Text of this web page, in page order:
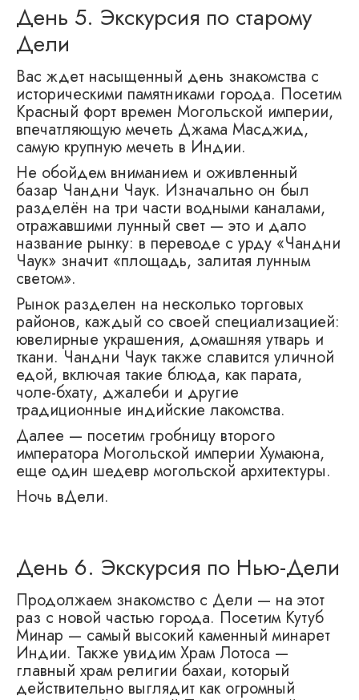
День 5. Экскурсия по старому
Дели
Вас ждет насыщенный день знакомства с
историческими памятниками города. Посетим
Красный форт времен Могольской империи,
впечатляющую мечеть Джама Масджид,
самую крупную мечеть в Индии.
Не обойдем вниманием и оживленный
базар Чандни Чаук. Изначально он был
разделён на три части водными каналами,
отражавшими лунный свет — это и дало
название рынку: в переводе с урду «Чандни
Чаук» значит «площадь, залитая лунным
светом».
Рынок разделен на несколько торговых
районов, каждый со своей специализацией:
ювелирные украшения, домашняя утварь и
ткани. Чандни Чаук также славится уличной
едой, включая такие блюда, как парата,
чоле-бхату, джалеби и другие
традиционные индийские лакомства.
Далее — посетим гробницу второго
императора Могольской империи Хумаюна,
еще один шедевр могольской архитектуры.
Ночь вДели.
День 6. Экскурсия по Нью-Дели
Продолжаем знакомство с Дели — на этот
раз с новой частью города. Посетим Кутуб
Минар — самый высокий каменный минарет
Индии. Также увидим Храм Лотоса —
главный храм религии бахаи, который
действительно выглядит как огромный